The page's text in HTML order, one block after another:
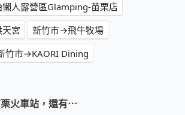
人露營區Glamping-苗栗店
宮
新竹市→飛牛牧場
竹市→KAORI Dining
火車站，還有⋯